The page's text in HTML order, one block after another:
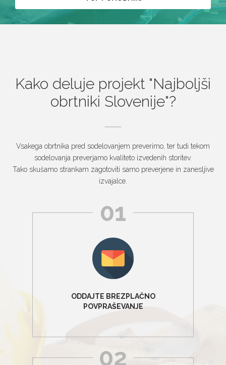
Kako deluje projekt Najboljši
obrtniki Slovenije ?
Vsakega obrtnika pred sodelovanjem preverimo, ter tudi tekom
sodelovanja preverjamo kvaliteto izvedenih storitev.
Tako skušamo strankam zagotoviti samo preverjene in zanesljive
izvajalce.
01
ODDAJTE BREZPLAČNO
POVPRAŠEVANJE
02